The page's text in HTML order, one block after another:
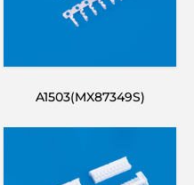
A1503(MX87349S)